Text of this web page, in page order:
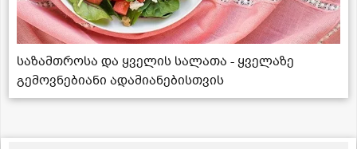
საზამთროსა და ყველის სალათა - ყველაზე
გემოვნებიანი ადამიანებისთვის